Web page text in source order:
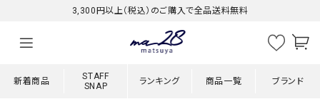
3,300円以上（税込）のご購入で全品送料無料
新着商品
STAFF
SNAP
ランキング 商品一覧 ブランド